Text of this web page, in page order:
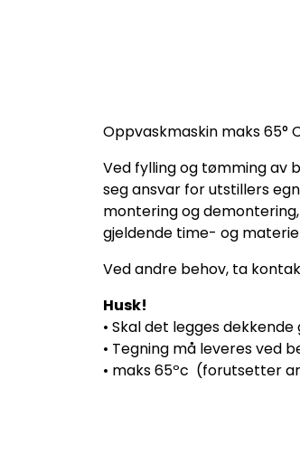
Oppvaskmaskin maks 65°
Ved fylling og tømming av
seg ansvar for utstillers
montering og
gjeldende time- og
Ved andre behov, ta
Husk!
• Skal det legges
• Tegning må leveres ved
• maks 65ºc (forutsetter